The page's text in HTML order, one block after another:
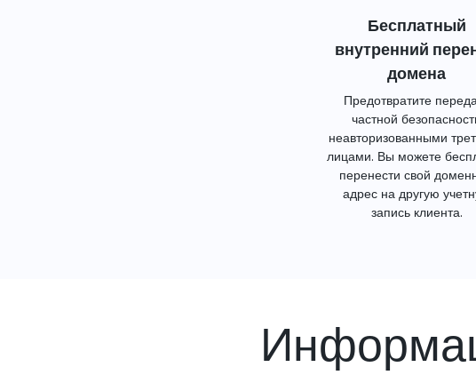
Бесплатный
внутренний
домена
Предотвратите
частной
неавторизованными
лицами. Вы можете
перенести свой
адрес на другую
запись клиента.